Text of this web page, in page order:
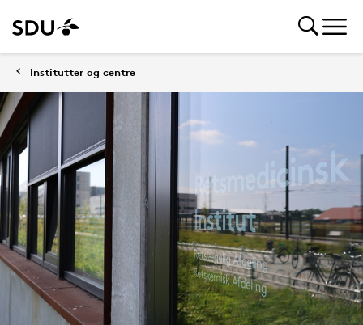
Institutter og centre